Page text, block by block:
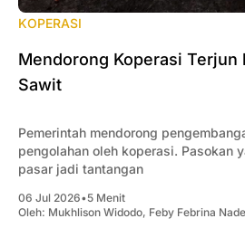
KOPERASI
Mendorong Koperasi
Sawit
Pemerintah mendorong
pengolahan oleh koperasi. Pasokan
pasar jadi tantangan
06 Jul 2026•5 Menit
Oleh: Mukhlison Widodo, Feby Febrina